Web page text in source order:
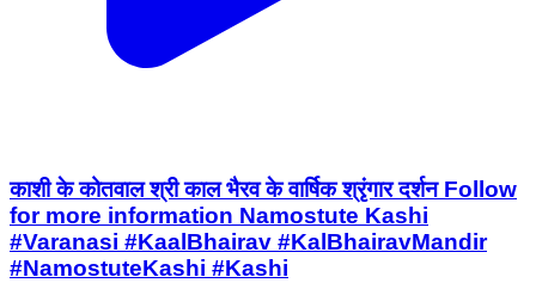
काशी के कोतवाल श्री काल भैरव के वार्षिक श्रृंगार दर्शन Follow
for more information Namostute Kashi
#Varanasi #KaalBhairav #KalBhairavMandir
#NamostuteKashi #Kashi